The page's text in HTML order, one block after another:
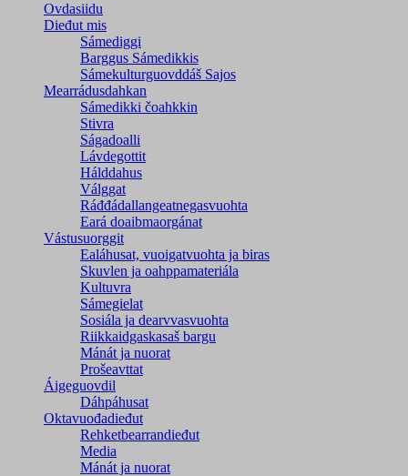
Ovdasiidu
Dieđut mis
Sámediggi
Barggus Sámedikkis
Sámekulturguovddáš Sajos
Mearrádusdahkan
Sámedikki čoahkkin
Stivra
Ságadoalli
Lávdegottit
Hálddahus
Válggat
Ráđđádallangeatnegas­vuohta
Eará doaibmaorgánat
Vástusuorggit
Ealáhusat, vuoigatvuohta ja biras
Skuvlen ja oahppamateriála
Kultuvra
Sámegielat
Sosiála ja dearvvasvuohta
Riikkaidgaskasaš bargu
Mánát ja nuorat
Prošeavttat
Áigeguovdil
Dáhpáhusat
Oktavuođadieđut
Rehketbearrandieđut
Media
Mánát ja nuorat